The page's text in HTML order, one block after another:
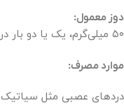
دوز معمول:
۵۰ میلی‌گرم، یک یا دو بار در روز.
موارد مصرف:
دردهای عصبی مثل سیاتیک